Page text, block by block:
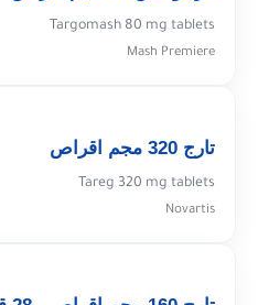
Targomash 80 mg tablets
Mash Premiere
تارج 320 مجم اقراص
Tareg 320 mg tablets
Novartis